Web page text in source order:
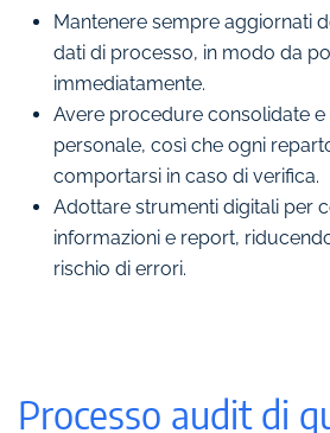
Mantenere sempre aggiornati
dati di processo, in modo da
immediatamente.
Avere procedure consolidate
personale, così che ogni
comportarsi in caso di verifica.
Adottare strumenti digitali per
informazioni e report,
rischio di errori.
Processo audit di